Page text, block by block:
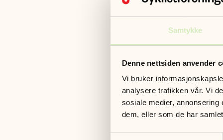
Samtykke
Denne nettsiden anvender
Vi bruker
analysere trafikken vår. Vi
sosiale medier,
dem, eller som de har
Dag 1:
Dag 2:
Dag 3:
Beskrivelse av
Lysefjordruta
langs
blikkontakt
svele for å
bakker langs
Nå er du ved